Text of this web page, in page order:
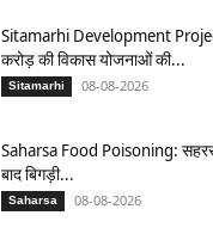
Sitamarhi Development
करोड़ की विकास योजनाओं की...
Sitamarhi 08-08-2026
Saharsa Food Poisoning:
बाद बिगड़ी...
Saharsa 08-08-2026